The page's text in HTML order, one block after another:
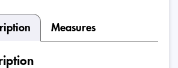
Measures